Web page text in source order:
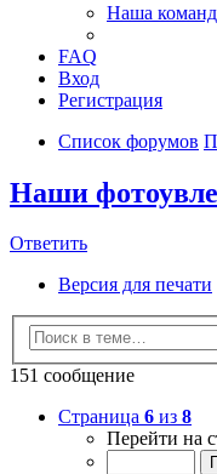
Наша
FAQ
Вход
Регистрация
Список форумов
Наши
Ответить
Версия для печати
151 сообщение
Страница 6 из 8
Перейти на